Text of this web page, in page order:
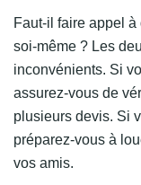
Faut-il faire appel à
soi-même ? Les
inconvénients. Si
assurez-vous de
plusieurs devis. Si
préparez-vous à
vos amis.